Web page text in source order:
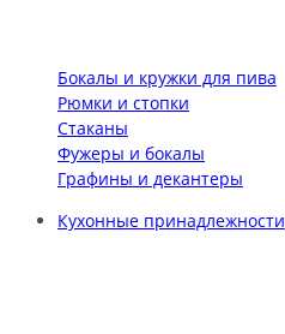
Бокалы и кружки для пива
Рюмки и стопки
Стаканы
Фужеры и бокалы
Графины и декантеры
Кухонные принадлежности